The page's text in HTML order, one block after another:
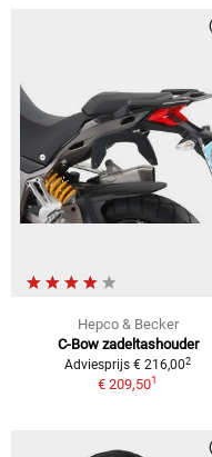
Hepco & Becker
C-Bow zadeltashouder
Adviesprijs € 216,002
€ 209,501